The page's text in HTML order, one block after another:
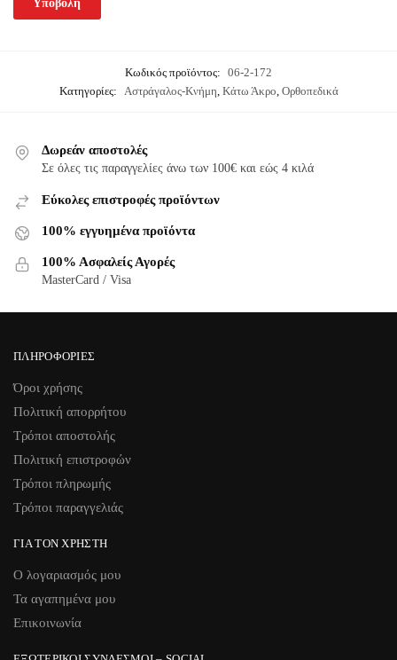
Κωδικός προϊόντος: 06-2-172
Κατηγορίες: Αστράγαλος-Κνήμη, Κάτω Άκρο, Ορθοπεδικά
Δωρεάν αποστολές
Σε όλες τις παραγγελίες άνω των 100€ και εώς 4 κιλά
Εύκολες επιστροφές προϊόντων
100% εγγυημένα προϊόντα
100% Ασφαλείς Αγορές
MasterCard / Visa
ΠΛΗΡΟΦΟΡΊΕΣ
Όροι χρήσης
Πολιτική απορρήτου
Τρόποι αποστολής
Πολιτική επιστροφών
Τρόποι πληρωμής
Τρόποι παραγγελιάς
ΓΙΑ ΤΟΝ ΧΡΉΣΤΗ
Ο λογαριασμός μου
Τα αγαπημένα μου
Επικοινωνία